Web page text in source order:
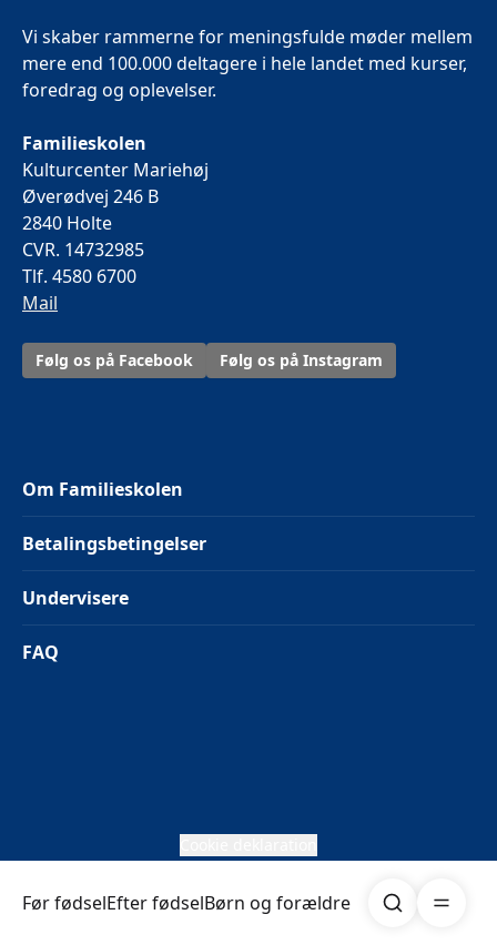
Før fødselEfter fødselBørn og forældre Søg
Vi skaber rammerne for meningsfulde møder mellem
mere end 100.000 deltagere i hele landet med kurser,
foredrag og oplevelser.
Familieskolen
Kulturcenter Mariehøj
Øverødvej 246 B
2840 Holte
CVR. 14732985
Tlf. 4580 6700
Mail
Følg os på Facebook Følg os på Instagram
Om Familieskolen
Betalingsbetingelser
Undervisere
FAQ